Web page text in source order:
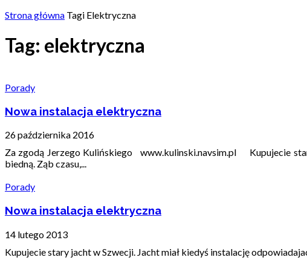
Strona główna Tagi Elektryczna
Tag: elektryczna
Porady
Nowa instalacja elektryczna
26 października 2016
Za zgodą Jerzego Kulińskiego www.kulinski.navsim.pl Kupujecie
biedną. Ząb czasu,...
Porady
Nowa instalacja elektryczna
14 lutego 2013
Kupujecie stary jacht w Szwecji. Jacht miał kiedyś instalację